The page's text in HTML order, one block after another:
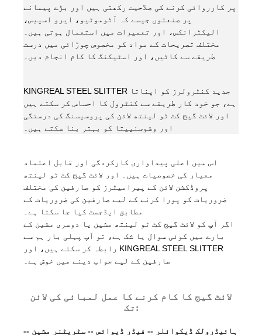
پر کارروائی کرنے کی صلاحیت رکھتی ہیں اور بڑے پیمانے
پر صنعتوں جیسے کہ آٹوموٹیو، ایرو اسپیس،
الیکٹرانکس، اور تعمیرات میں استعمال ہوتی ہیں۔
مختلف تصریحات کے مواد کو مخصوص چوڑائی میں درست
طریقے سے کاٹیں، اور اسٹیکنگ کا کام انجام دیں۔
KINGREAL STEEL SLITTER جدید کنٹرولرز کو اپناتا
ہے، جو خود کار طریقے سے کنٹرول کا احساس کر سکتے ہیں
اور لائٹ گیج کٹ ٹو لینتھ لائن کی پروسیسنگ کی درستگی
اور وشوسنییتا کو بہتر بنا سکتے ہیں۔
اس میں اعلی پیداواری کارکردگی اور قابل اعتماد
معیار کی خصوصیات ہیں۔ اور لائٹ گیج کٹ ٹو لینتھ
پروڈکشن لائن کے پیرامیٹرز کو صارفین کی مختلف
ضروریات کو پورا کرنے کے لیے صارفین کی ضروریات کے
مطابق ایڈجسٹ کیا جا سکتا ہے۔
اگر آپ کو لائٹ گیج کٹ ٹو لینتھ مشین یا دوسری مشین کے
بارے میں کوئی سوال یا شک ہے، تو آپ پہلی بار ہم سے
رابطہ کر سکتے ہیں، اور KINGREAL STEEL SLITTER
صارفین کے لیے جواب دینے میں خوش ہے۔
لائٹ گیج کا کام کرنے کا عمل لمبائی کی لائن
تک:
ہائیڈرولک ڈیکوائلر -- فیڈر ڈیوائس -- سٹریٹنر مشین --